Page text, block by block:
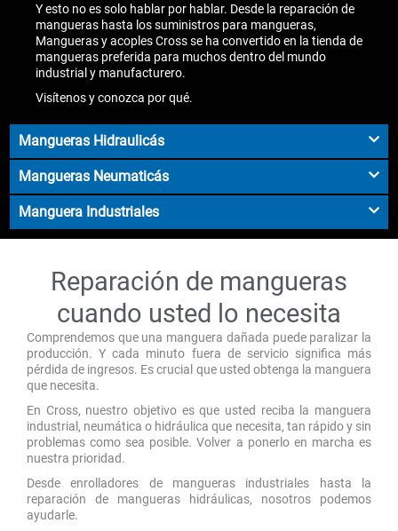
Y esto no es solo hablar por hablar. Desde la reparación de
mangueras hasta los suministros para mangueras,
Mangueras y acoples Cross se ha convertido en la tienda de
mangueras preferida para muchos dentro del mundo
industrial y manufacturero.
Visítenos y conozca por qué.
Mangueras Hidraulicás
Mangueras Neumaticás
Manguera Industriales
Reparación de mangueras
cuando usted lo necesita
Comprendemos que una manguera dañada puede paralizar la
producción. Y cada minuto fuera de servicio significa más
pérdida de ingresos. Es crucial que usted obtenga la manguera
que necesita.
En Cross, nuestro objetivo es que usted reciba la manguera
industrial, neumática o hidráulica que necesita, tan rápido y sin
problemas como sea posible. Volver a ponerlo en marcha es
nuestra prioridad.
Desde enrolladores de mangueras industriales hasta la
reparación de mangueras hidráulicas, nosotros podemos
ayudarle.